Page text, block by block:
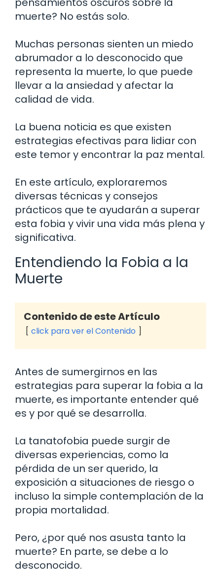
muerte? No estás solo.
Muchas personas sienten un miedo
abrumador a lo desconocido que
representa la muerte, lo que puede
llevar a la ansiedad y afectar la
calidad de vida.
La buena noticia es que existen
estrategias efectivas para lidiar con
este temor y encontrar la paz mental.
En este artículo, exploraremos
diversas técnicas y consejos
prácticos que te ayudarán a superar
esta fobia y vivir una vida más plena y
significativa.
Entendiendo la Fobia a la
Muerte
Contenido de este Artículo
click para ver el Contenido
Antes de sumergirnos en las
estrategias para superar la fobia a la
muerte, es importante entender qué
es y por qué se desarrolla.
La tanatofobia puede surgir de
diversas experiencias, como la
pérdida de un ser querido, la
exposición a situaciones de riesgo o
incluso la simple contemplación de la
propia mortalidad.
Pero, ¿por qué nos asusta tanto la
muerte? En parte, se debe a lo
desconocido.